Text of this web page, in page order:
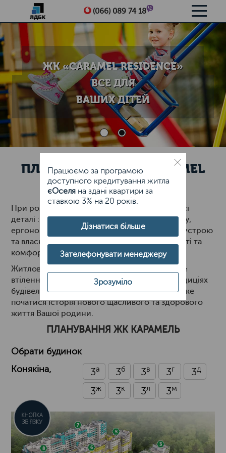
(066) 089 74 18
ЖК «CARAMEL RESIDENCE»
ВСЕ ДЛЯ
ВАШИХ ДІТЕЙ
ПЛАНУВАННЯ ЖК "CARAMEL
RESIDENCE"
При розробці генплану ЖК були враховані усі
деталі : орієнтація будинків по сторонах світу,
ергономічне розташування елементів благоустрою
та власної інфраструктури - все для зручності та
комфорту майбутніх мешканців.
Житловий комплекс "Caramel Residence" - це
втілення якості і комфорту у найкращих традиціях
будівельної компанії ЛДБК. Це місце - де може
початися історія нового щасливого та здорового
життя Вашої родини.
ПЛАНУВАННЯ ЖК КАРАМЕЛЬ
Обрати будинок
Конякіна,
3a 3б 3в 3г 3д
3ж 3к 3л 3м
3
6
5
8
7
Працюємо за програмою
доступного кредитування житла
єОселя на здані квартири за
ставкою 3% на 20 років.
Дізнатися більше
Зателефонувати менеджеру
Зрозуміло
КНОПКА
ЗВ'ЯЗКУ